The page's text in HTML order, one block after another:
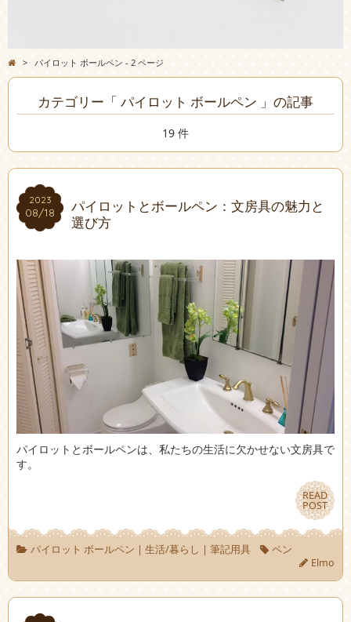
> パイロット ボールペン - 2 ページ
カテゴリー「 パイロット ボールペン 」の記事
19 件
2023
08/18
2023
08/18
パイロットとボールペン：文房具の魅力と
選び方
パイロットとボールペンは、私たちの生活に欠かせない文房具で
す。
READ
POST
READ
POST
パイロット ボールペン | 生活/暮らし | 筆記用具
ペン
Elmo